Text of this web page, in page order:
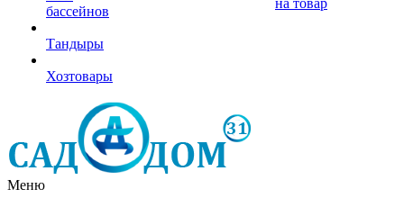
бассейнов
Тандыры
Хозтовары
на товар
Меню